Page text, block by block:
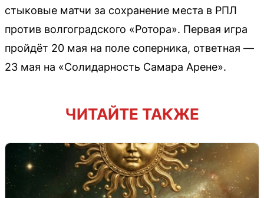
стыковые матчи за сохранение места в РПЛ
против волгоградского «Ротора». Первая игра
пройдёт 20 мая на поле соперника, ответная —
23 мая на «Солидарность Самара Арене».
ЧИТАЙТЕ ТАКЖЕ